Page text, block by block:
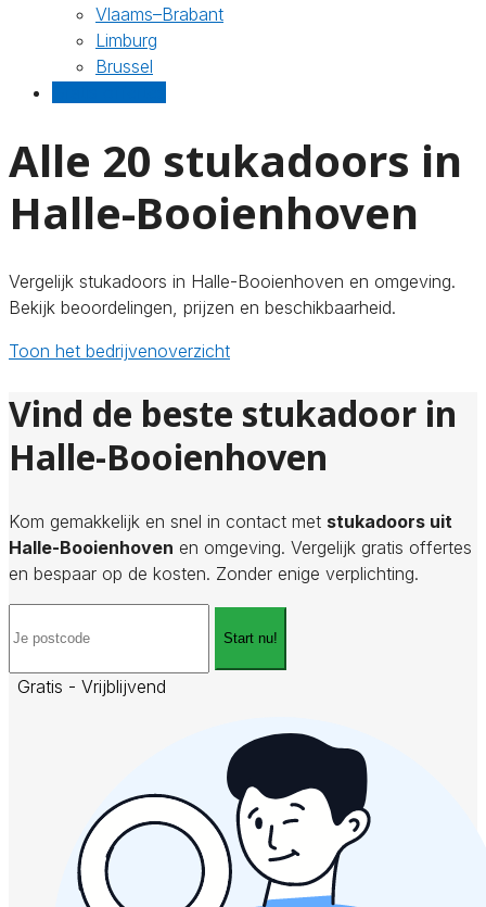
Vlaams–Brabant
Limburg
Brussel
Alle 20 stukadoors in
Halle-Booienhoven
Vergelijk stukadoors in Halle-Booienhoven en omgeving.
Bekijk beoordelingen, prijzen en beschikbaarheid.
Toon het bedrijvenoverzicht
Vind de beste stukadoor in
Halle-Booienhoven
Kom gemakkelijk en snel in contact met stukadoors uit
Halle-Booienhoven en omgeving. Vergelijk gratis offertes
en bespaar op de kosten. Zonder enige verplichting.
Start nu!
Gratis - Vrijblijvend